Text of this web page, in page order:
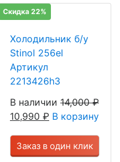
Скидка 22%
Холодильник б/у
Stinol 256el
Артикул
2213426h3
В наличии 14,000₽
10,990 ₽ В корзину
Заказ в один клик